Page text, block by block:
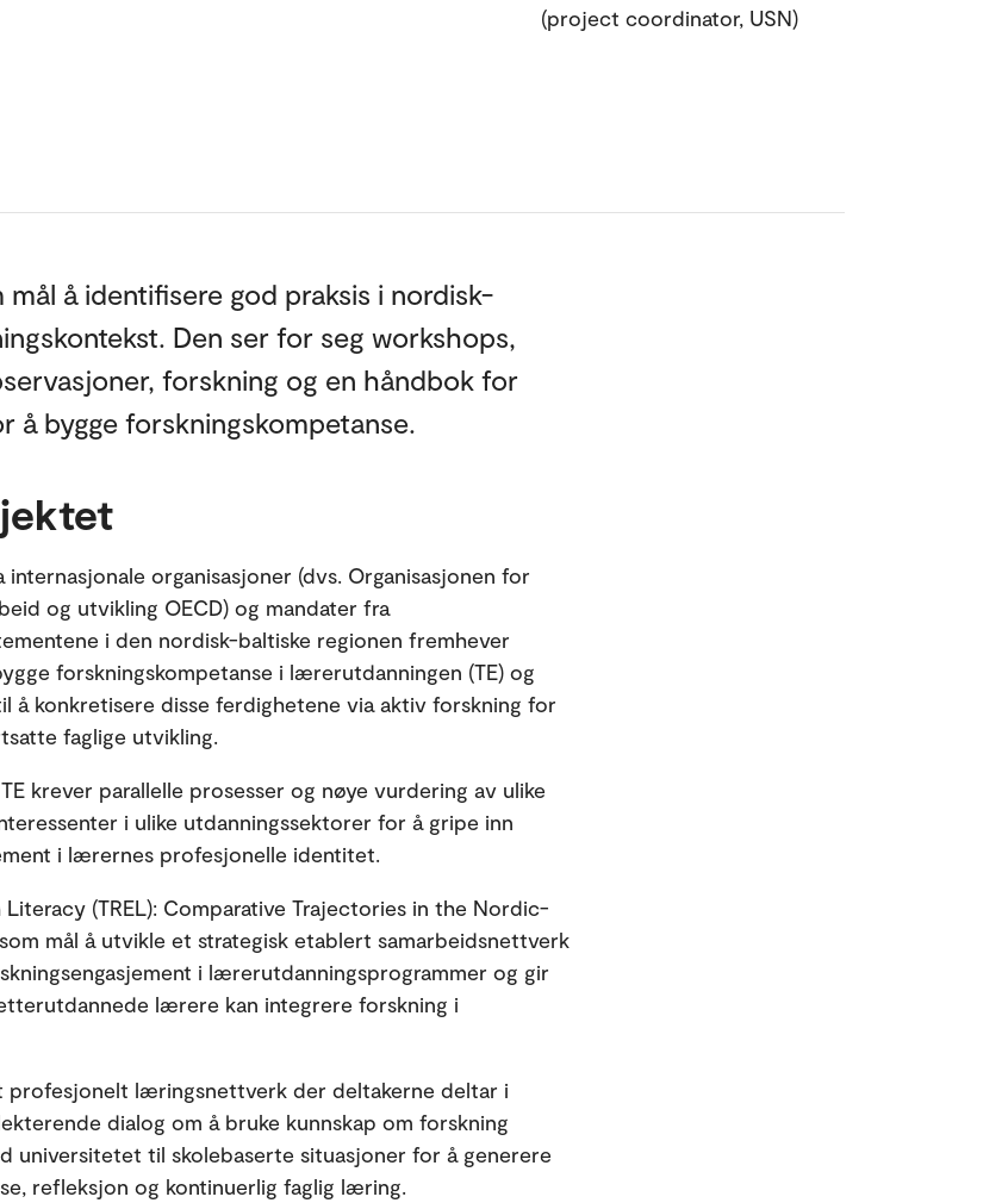
(project coordinator, USN)
mål å identifisere god praksis i nordisk-
Den ser for seg workshops,
forskning og en håndbok for
å bygge forskningskompetanse.
organisasjoner (dvs. Organisasjonen for
og utvikling OECD) og mandater fra
i den nordisk-baltiske regionen fremhever
forskningskompetanse i lærerutdanningen (TE) og
å konkretisere disse ferdighetene via aktiv forskning for
faglige utvikling.
krever parallelle prosesser og nøye vurdering av ulike
i ulike utdanningssektorer for å gripe inn
i lærernes profesjonelle identitet.
Literacy (TREL): Comparative Trajectories in the Nordic-
mål å utvikle et strategisk etablert samarbeidsnettverk
i lærerutdanningsprogrammer og gir
lærere kan integrere forskning i
profesjonelt læringsnettverk der deltakerne deltar i
dialog om å bruke kunnskap om forskning
universitetet til skolebaserte situasjoner for å generere
refleksjon og kontinuerlig faglig læring.